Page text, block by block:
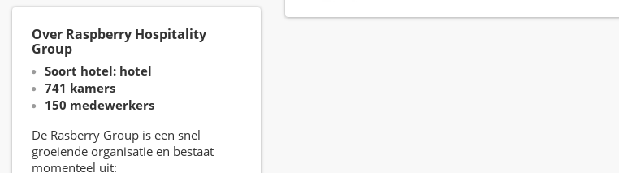
Over Raspberry Hospitality
Group
Soort hotel: hotel
741 kamers
150 medewerkers
De Rasberry Group is een snel
groeiende organisatie en bestaat
momenteel uit: